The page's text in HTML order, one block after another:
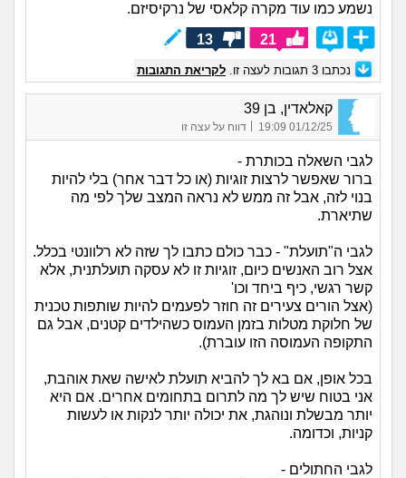
נשמע כמו עוד מקרה קלאסי של נרקיסיזם.
21
13
נכתבו 3 תגובות לעצה זו. לקריאת התגובות
קאלאדין, בן 39
01/12/25 19:09
| דווח על עצה זו
לגבי השאלה בכותרת -
ברור שאפשר לרצות זוגיות (או כל דבר אחר) בלי להיות
בנוי לזה, אבל זה ממש לא נראה המצב שלך לפי מה
שתיארת.
לגבי ה"תועלת" - כבר כולם כתבו לך שזה לא רלוונטי בכלל.
אצל רוב האנשים כיום, זוגיות זו לא עסקה תועלתנית, אלא
קשר רגשי, כיף ביחד וכו'
(אצל הורים צעירים זה חוזר לפעמים להיות שותפות טכנית
של חלוקת מטלות בזמן העמוס כשהילדים קטנים, אבל גם
התקופה העמוסה הזו עוברת).
בכל אופן, אם בא לך להביא תועלת לאישה שאת אוהבת,
אני בטוח שיש לך מה לתרום בתחומים אחרים. אם היא
יותר מבשלת ונוהגת, את יכולה יותר לנקות או לעשות
קניות, וכדומה.
לגבי החתולים -